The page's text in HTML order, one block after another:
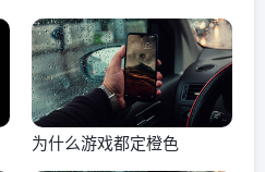
为什么游戏都定橙色